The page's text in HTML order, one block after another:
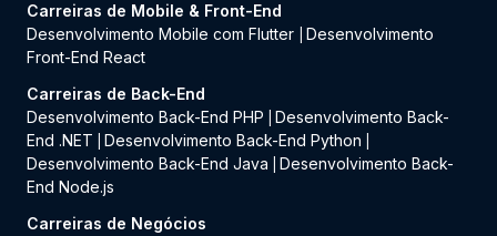
Carreiras de Mobile & Front-End
Desenvolvimento Mobile com Flutter
Desenvolvimento
Front-End React
Carreiras de Back-End
Desenvolvimento Back-End PHP
Desenvolvimento Back-
End .NET
Desenvolvimento Back-End Python
Desenvolvimento Back-End Java
Desenvolvimento Back-
End Node.js
Carreiras de Negócios